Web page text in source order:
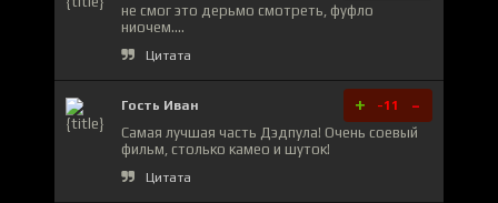
не смог это дерьмо смотреть, фуфло
ниочем....
Цитата
Гость Иван + -11 -
Самая лучшая часть Дэдпула! Очень соевый
фильм, столько камео и шуток!
Цитата